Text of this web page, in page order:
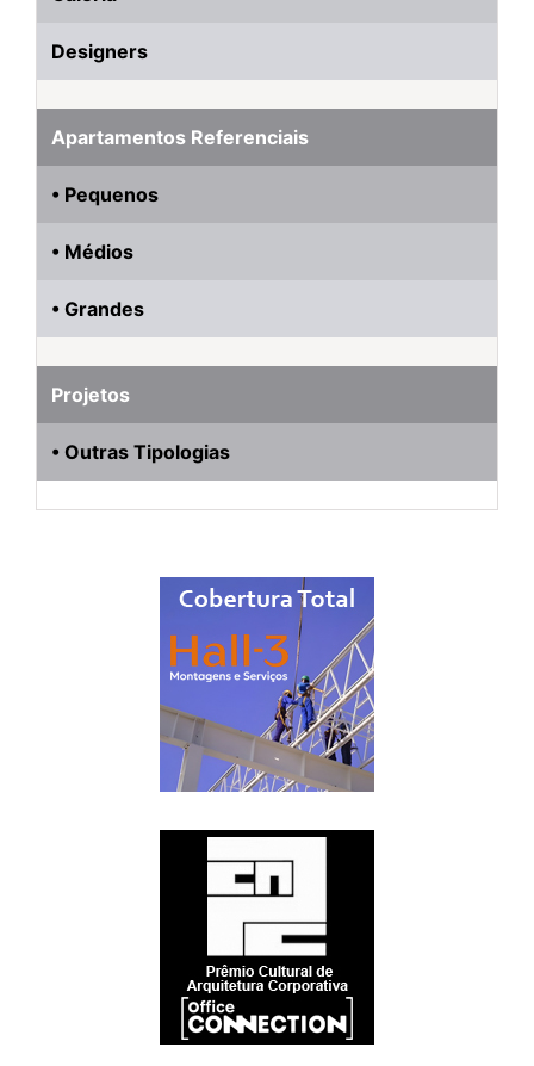
Designers
Apartamentos Referenciais
• Pequenos
• Médios
• Grandes
Projetos
• Outras Tipologias